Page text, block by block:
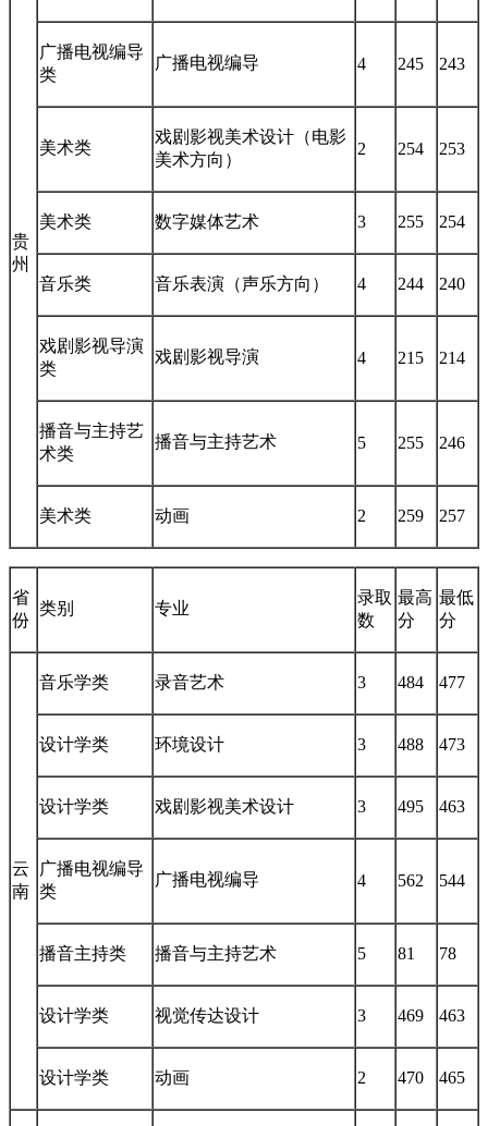
贵
州
广播电视编导
类
广播电视编导 4 245 243
美术类
戏剧影视美术设计（电影
美术方向）
2 254 253
美术类 数字媒体艺术 3 255 254
音乐类 音乐表演（声乐方向） 4 244 240
戏剧影视导演
类
戏剧影视导演 4 215 214
播音与主持艺
术类
播音与主持艺术 5 255 246
美术类 动画 2 259 257
省
份
类别 专业
录取
数
最高
分
最低
分
云
南
音乐学类 录音艺术 3 484 477
设计学类 环境设计 3 488 473
设计学类 戏剧影视美术设计 3 495 463
广播电视编导
类
广播电视编导 4 562 544
播音主持类 播音与主持艺术 5 81 78
设计学类 视觉传达设计 3 469 463
设计学类 动画 2 470 465